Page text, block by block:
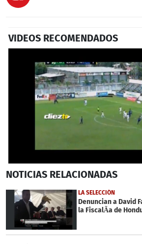
VIDEOS RECOMENDADOS
seconds
1
minute,
13
seconds
NOTICIAS RELACIONADAS
LA SELECCIÓN
Denuncian a David
la FiscalÃ­a de